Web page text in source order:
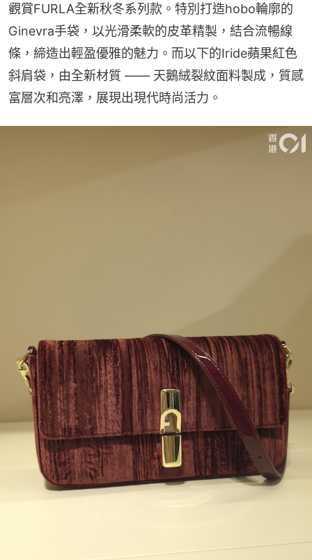
觀賞FURLA全新秋冬系列款。特別打造hobo輪廓的
Ginevra手袋，以光滑柔軟的皮革精製，結合流暢線
條，締造出輕盈優雅的魅力。而以下的Iride蘋果紅色
斜肩袋，由全新材質 —— 天鵝絨裂紋面料製成，質感
富層次和亮澤，展現出現代時尚活力。